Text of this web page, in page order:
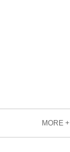
MORE +